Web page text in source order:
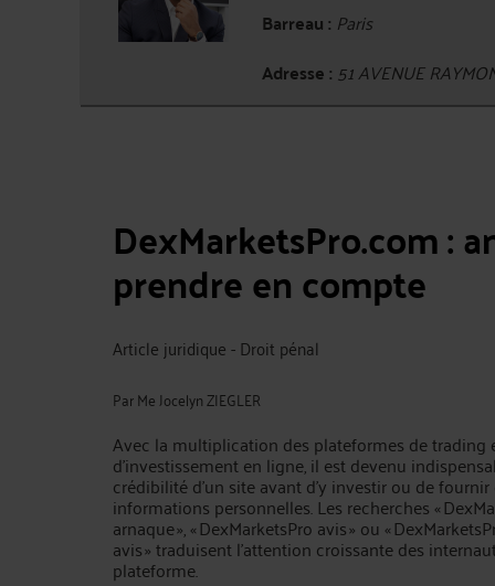
Barreau : Paris
Adresse : 51 AVENUE
DexMarketsPro.com :
prendre en compte
Article juridique - Droit pénal
ParMe Jocelyn ZIEGLER
Avec la multiplication des plateformes de trading
d’investissement en ligne, il est devenu
crédibilité d’un site avant d’y investir ou de fournir
informations personnelles. Les recherches «
arnaque », « DexMarketsPro avis » ou «
avis » traduisent l’attention croissante des
plateforme.